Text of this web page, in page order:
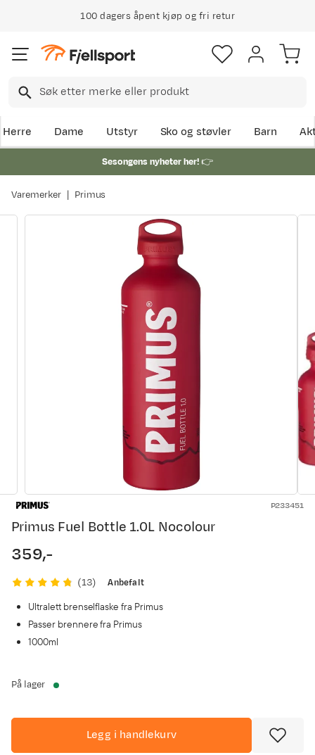
100 dagers åpent kjøp og fri retur
Herre Dame Utstyr Sko og støvler Barn
Sesongens nyheter her!👉
Varemerker Primus
P233451
Primus Fuel Bottle 1.0L Nocolour
price
359,-
(13)
Anbefalt
Ultralett brenselflaske fra Primus
Passer brennere fra Primus
1000ml
På lager
Legg i handlekurv